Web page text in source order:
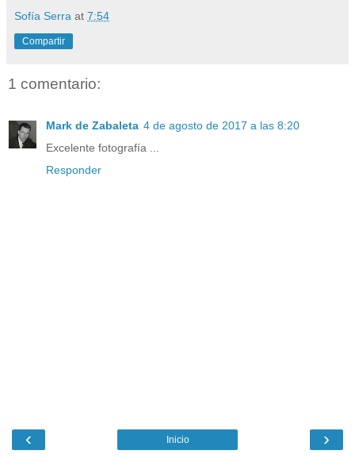
Sofía Serra at 7:54
Compartir
1 comentario:
Mark de Zabaleta 4 de agosto de 2017 a las 8:20
Excelente fotografía ...
Responder
‹ ›
Inicio